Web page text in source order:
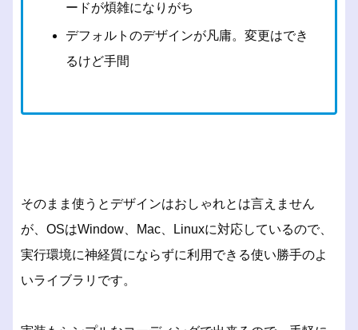
ードが煩雑になりがち
デフォルトのデザインが凡庸。変更はでき
るけど手間
そのまま使うとデザインはおしゃれとは言えません
が、OSはWindow、Mac、Linuxに対応しているので、
実行環境に神経質にならずに利用できる使い勝手のよ
いライブラリです。